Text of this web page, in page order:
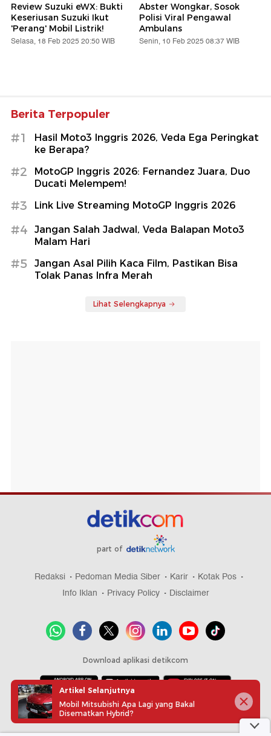
Review Suzuki eWX: Bukti
Keseriusan Suzuki Ikut
'Perang' Mobil Listrik!
Selasa, 18 Feb 2025 20:50 WIB
Abster Wongkar, Sosok
Polisi Viral Pengawal
Ambulans
Senin, 10 Feb 2025 08:37 WIB
Berita Terpopuler
#1
Hasil Moto3 Inggris 2026, Veda Ega Peringkat
ke Berapa?
#2
MotoGP Inggris 2026: Fernandez Juara, Duo
Ducati Melempem!
#3 Link Live Streaming MotoGP Inggris 2026
#4
Jangan Salah Jadwal, Veda Balapan Moto3
Malam Hari
#5
Jangan Asal Pilih Kaca Film, Pastikan Bisa
Tolak Panas Infra Merah
Lihat Selengkapnya
part of
Redaksi Pedoman Media Siber Karir
Kotak Pos
Info Iklan
Privacy Policy Disclaimer
Download aplikasi detikcom
Copyright @ 2026 detikcom, All right reserved
Artikel Selanjutnya
Mobil Mitsubishi Apa Lagi yang Bakal
Disematkan Hybrid?